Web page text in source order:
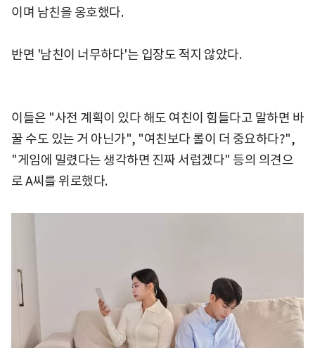
이며 남친을 옹호했다.
반면 '남친이 너무하다'는 입장도 적지 않았다.
이들은 "사전 계획이 있다 해도 여친이 힘들다고 말하면 바
꿀 수도 있는 거 아닌가", "여친보다 롤이 더 중요하다?",
"게임에 밀렸다는 생각하면 진짜 서럽겠다" 등의 의견으
로 A씨를 위로했다.